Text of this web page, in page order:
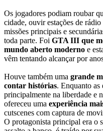
Os jogadores podiam roubar
cidade, ouvir estações de
missões principais e
toda parte. Foi GTA III que
mundo aberto moderno e
vêm tentando alcançar por
Houve também uma grande
contar histórias. Enquanto as
principalmente na liberdade e
ofereceu uma experiência
cutscenes com captura de
O protagonista principal era o